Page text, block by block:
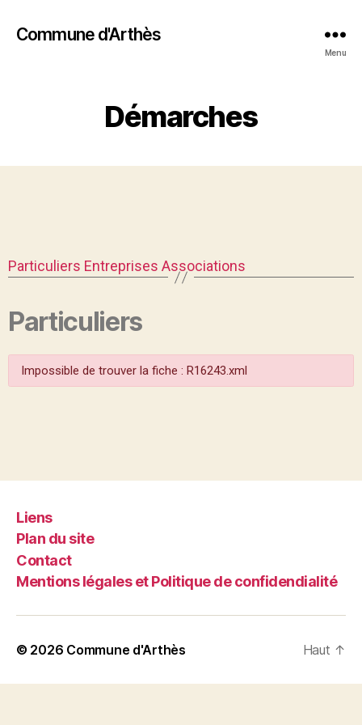
Commune d'Arthès
Menu
Démarches
Particuliers Entreprises Associations
Particuliers
Impossible de trouver la fiche : R16243.xml
Liens
Plan du site
Contact
Mentions légales et Politique de confidendialité
© 2026 Commune d'Arthès Haut ↑